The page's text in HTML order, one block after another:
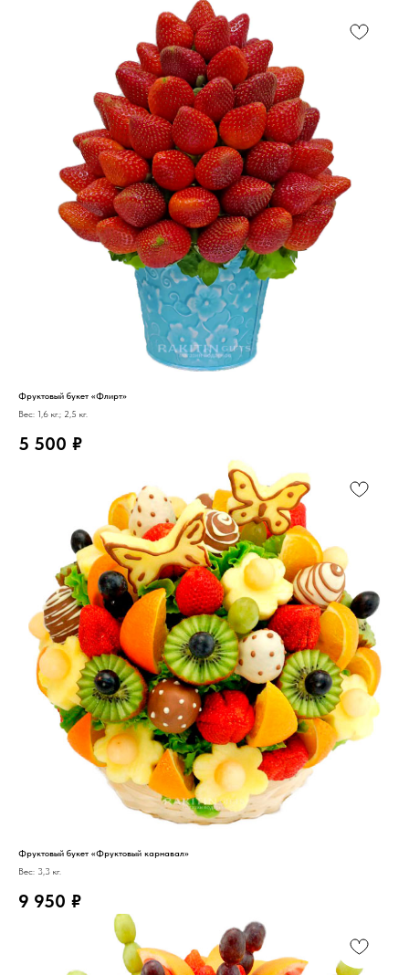
Фруктовый букет «Флирт»
Вес: 1,6 кг.; 2,5 кг.
5 500 ₽
Фруктовый букет «Фруктовый карнавал»
Вес: 3,3 кг.
9 950 ₽